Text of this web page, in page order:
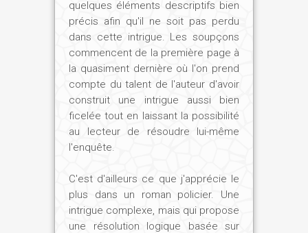
quelques éléments descriptifs bien
précis afin qu'il ne soit pas perdu
dans cette intrigue. Les soupçons
commencent de la première page à
la quasiment dernière où l'on prend
compte du talent de l'auteur d'avoir
construit une intrigue aussi bien
ficelée tout en laissant la possibilité
au lecteur de résoudre lui-même
l'enquête.
C'est d'ailleurs ce que j'apprécie le
plus dans un roman policier. Une
intrigue complexe, mais qui propose
une résolution logique basée sur